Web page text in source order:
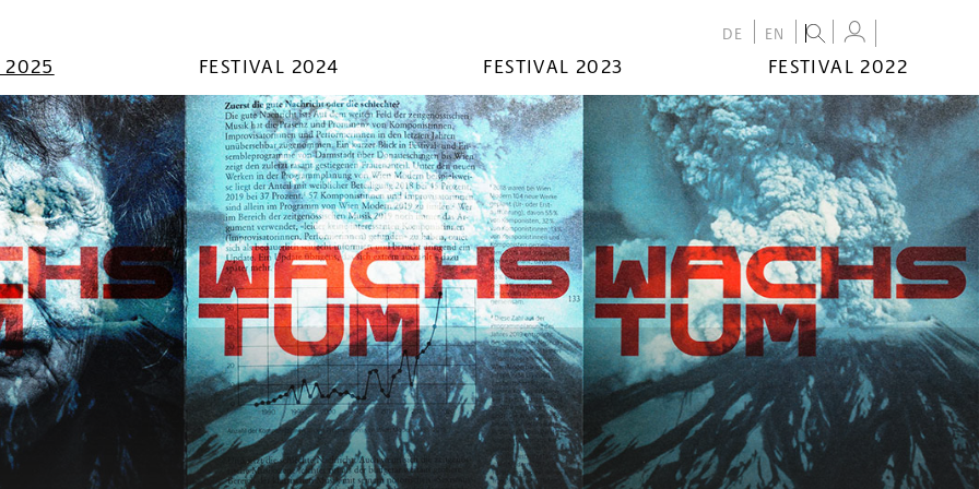
DE EN
2025 FESTIVAL 2024 FESTIVAL 2023 FESTIVAL 2022